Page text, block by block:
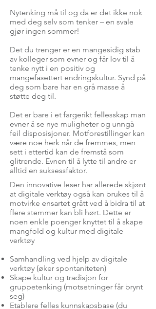
Nytenking må til og da er det ikke nok
med deg selv som tenker – en svale
gjør ingen sommer!
Det du trenger er en mangesidig stab
av kolleger som evner og får lov til å
tenke nytt i en positiv og
mangefasettert endringskultur. Synd på
deg som bare har en grå masse å
støtte deg til.
Det er bare i et fargerikt fellesskap man
evner å se nye muligheter og unngå
feil disposisjoner. Motforestillinger kan
være noe herk når de fremmes, men
sett i ettertid kan de fremstå som
glitrende. Evnen til å lytte til andre er
alltid en suksessfaktor.
Den innovative leser har allerede skjønt
at digitale verktøy også kan brukes til å
motvirke ensartet grått ved å bidra til at
flere stemmer kan bli hørt. Dette er
noen enkle poenger knyttet til å skape
mangfold og kultur med digitale
verktøy
Samhandling ved hjelp av digitale
verktøy (øker spontaniteten)
Skape kultur og tradisjon for
gruppetenking (motsetninger får brynt
seg)
Etablere felles kunnskapsbase (du